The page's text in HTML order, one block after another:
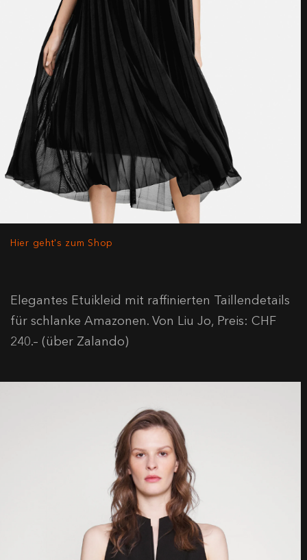
Hier geht's zum Shop
Elegantes Etuikleid mit raffinierten Taillendetails
für schlanke Amazonen. Von Liu Jo, Preis: CHF
240.– (über Zalando)